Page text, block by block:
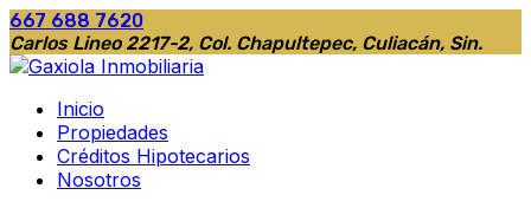
667 688 7620
Carlos Lineo 2217-2, Col. Chapultepec, Culiacán, Sin.
Inicio
Propiedades
Créditos Hipotecarios
Nosotros